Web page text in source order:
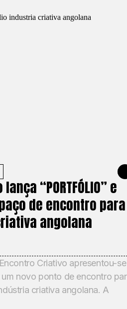
“PORTFÓLIO” e
de encontro para
angolana
Criativo apresentou-se
novo ponto de encontro
criativa angolana. A